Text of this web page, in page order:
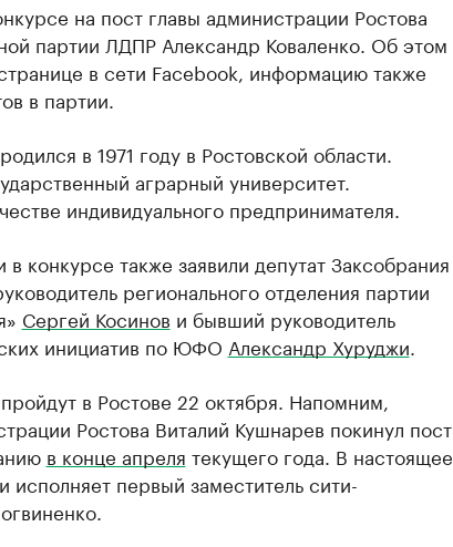
на пост главы администрации Ростова
партии ЛДПР Александр Коваленко. Об этом
в сети Facebook, информацию также
в партии.
в 1971 году в Ростовской области.
аграрный университет.
индивидуального предпринимателя.
конкурсе также заявили депутат Заксобрания
регионального отделения партии
Сергей Косинов и бывший руководитель
инициатив по ЮФО Александр Хуруджи.
в Ростове 22 октября. Напомним,
Ростова Виталий Кушнарев покинул пост
в конце апреля текущего года. В настоящее
исполняет первый заместитель сити-